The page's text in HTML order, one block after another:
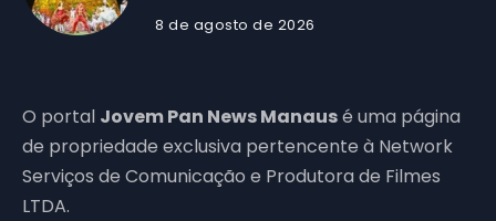
8 de agosto de 2026
O portal Jovem Pan News Manausé uma página
de propriedade exclusiva pertencente à Network
Serviços de Comunicação e Produtora de Filmes
LTDA.